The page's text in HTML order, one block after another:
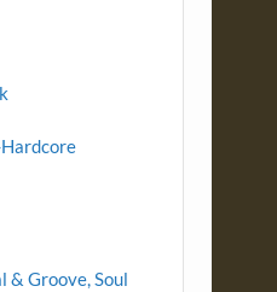
& Groove, Soul